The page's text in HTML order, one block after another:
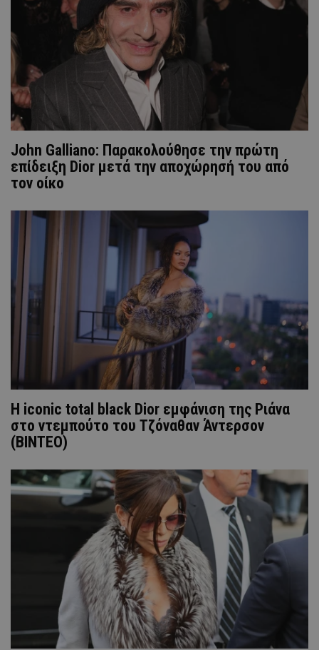
John Galliano: Παρακολούθησε την πρώτη
επίδειξη Dior μετά την αποχώρησή του από
τον οίκο
H iconic total black Dior εμφάνιση της Ριάνα
στο ντεμπούτο του Τζόναθαν Άντερσον
(ΒΙΝΤΕΟ)